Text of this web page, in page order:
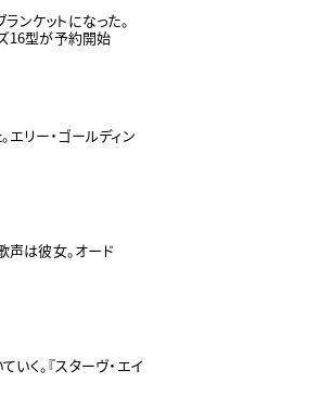
ンケットになった。
ズ16型が予約開始
リー・ゴールディン
声は彼女。オード
く。『スターヴ・エイ